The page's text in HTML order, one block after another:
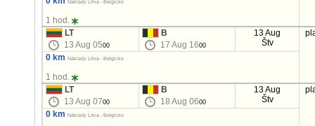
Náklady Litva - Belgicko
1 hod.
LT
13 Aug 0500
B
17 Aug 1600
13 Aug
Štv
0 km Náklady Litva - Belgicko
1 hod.
LT
13 Aug 0700
B
18 Aug 0600
13 Aug
Štv
0 km Náklady Litva - Belgicko